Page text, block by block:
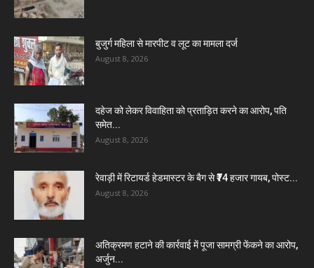
बुजुर्ग महिला से मारपीट व लूट का मामला दर्ज
August 8, 2026
दहेज को लेकर विवाहिता को प्रताड़ित करने का आरोप, पति
समेत...
August 8, 2026
रेवाड़ी में रिटायर्ड हेडमास्टर के बैग से ₹74 हजार गायब, पोस्ट...
August 8, 2026
अतिक्रमण हटाने की कार्रवाई में पूजा सामग्री फेंकने का आरोप,
अर्जुन...